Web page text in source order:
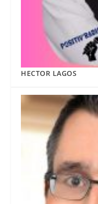
HECTOR LAGOS